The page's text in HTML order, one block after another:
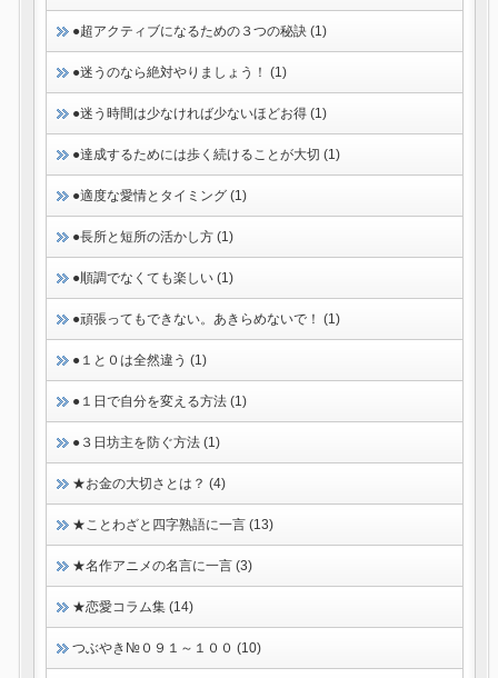
●超アクティブになるための３つの秘訣 (1)
●迷うのなら絶対やりましょう！ (1)
●迷う時間は少なければ少ないほどお得 (1)
●達成するためには歩く続けることが大切 (1)
●適度な愛情とタイミング (1)
●長所と短所の活かし方 (1)
●順調でなくても楽しい (1)
●頑張ってもできない。あきらめないで！ (1)
●１と０は全然違う (1)
●１日で自分を変える方法 (1)
●３日坊主を防ぐ方法 (1)
★お金の大切さとは？ (4)
★ことわざと四字熟語に一言 (13)
★名作アニメの名言に一言 (3)
★恋愛コラム集 (14)
つぶやき№０９１～１００ (10)